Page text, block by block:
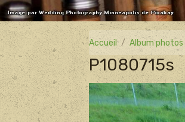
Accueil Album photos
P1080715s